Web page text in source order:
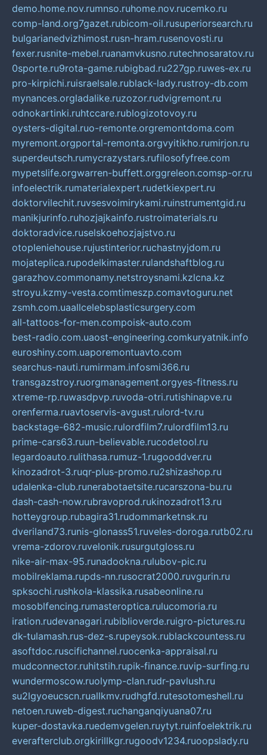
demo.home.nov.rumnso.ruhome.nov.rucemko.ru
comp-land.org7gazet.rubicom-oil.rusuperiorsearch.ru
bulgarianedvizhimost.rusn-hram.rusenovosti.ru
fexer.rusnite-mebel.ruanamvkusno.rutechnosaratov.ru
0sporte.ru9rota-game.rubigbad.ru227gp.ruwes-ex.ru
pro-kirpichi.ruisraelsale.rublack-lady.rustroy-db.com
mynances.orgladalike.ruzozor.rudvigremont.ru
odnokartinki.ruhtccare.rublogizotovoy.ru
oysters-digital.ruo-remonte.orgremontdoma.com
myremont.orgportal-remonta.orgvyitikho.rumirjon.ru
superdeutsch.rumycrazystars.rufilosofyfree.com
mypetslife.orgwarren-buffett.orggreleon.comsp-or.ru
infoelectrik.rumaterialexpert.rudetkiexpert.ru
doktorvilechit.ruvsesvoimirykami.ruinstrumentgid.ru
manikjurinfo.ruhozjajkainfo.rustroimaterials.ru
doktoradvice.ruselskoehozjajstvo.ru
otopleniehouse.rujustinterior.ruchastnyjdom.ru
mojateplica.rupodelkimaster.rulandshaftblog.ru
garazhov.commonamy.netstroysnami.kzlcna.kz
stroyu.kzmy-vesta.comtimeszp.comavtoguru.net
zsmh.com.uaallcelebsplasticsurgery.com
all-tattoos-for-men.compoisk-auto.com
best-radio.com.uaost-engineering.comkuryatnik.info
euroshiny.com.uaporemontuavto.com
searchus-nauti.rumirmam.infosmi366.ru
transgazstroy.ruorgmanagement.orgyes-fitness.ru
xtreme-rp.ruwasdpvp.ruvoda-otri.rutishinapve.ru
orenferma.ruavtoservis-avgust.rulord-tv.ru
backstage-682-music.rulordfilm7.rulordfilm13.ru
prime-cars63.ruun-believable.rucodetool.ru
legardoauto.rulithasa.rumuz-1.rugooddver.ru
kinozadrot-3.ruqr-plus-promo.ru2shizashop.ru
udalenka-club.runerabotaetsite.rucarszona-bu.ru
dash-cash-now.rubravoprod.rukinozadrot13.ru
hotteygroup.rubagira31.rudommarketnsk.ru
dveriland73.runis-glonass51.ruveles-doroga.rutb02.ru
vrema-zdorov.ruvelonik.rusurgutgloss.ru
nike-air-max-95.runadookna.rulubov-pic.ru
mobilreklama.rupds-nn.rusocrat2000.ruvgurin.ru
spksochi.rushkola-klassika.rusabeonline.ru
mosoblfencing.rumasteroptica.rulucomoria.ru
iration.rudevanagari.rubiblioverde.ruigro-pictures.ru
dk-tulamash.rus-dez-s.rupeysok.rublackcountess.ru
asoftdoc.ruscifichannel.ruocenka-appraisal.ru
mudconnector.ruhitstih.rupik-finance.ruvip-surfing.ru
wundermoscow.ruolymp-clan.rudr-pavlush.ru
su2lgyoeucscn.ruallkmv.rudhgfd.rutesotomeshell.ru
netoen.ruweb-digest.ruchanganqiyuana07.ru
kuper-dostavka.ruedemvgelen.ruytyt.ruinfoelektrik.ru
everafterclub.orgkirillkgr.rugoodv1234.ruoopslady.ru